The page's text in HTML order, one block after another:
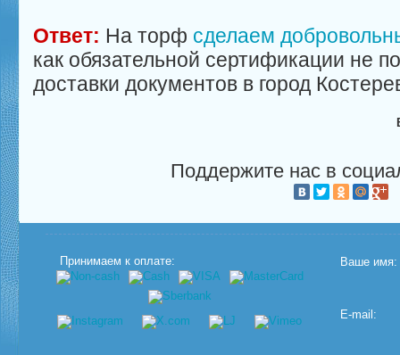
Ответ: На торф сделаем
как обязательной сертификации не
доставки документов в город
Поддержите нас в
Принимаем к оплате: Ваше имя:
E-mail: